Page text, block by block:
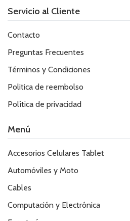
Servicio al Cliente
Contacto
Preguntas Frecuentes
Términos y Condiciones
Politica de reembolso
Política de privacidad
Menú
Accesorios Celulares Tablet
Automóviles y Moto
Cables
Computación y Electrónica